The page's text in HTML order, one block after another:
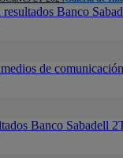
resultados Banco
de
Banco Sabadell